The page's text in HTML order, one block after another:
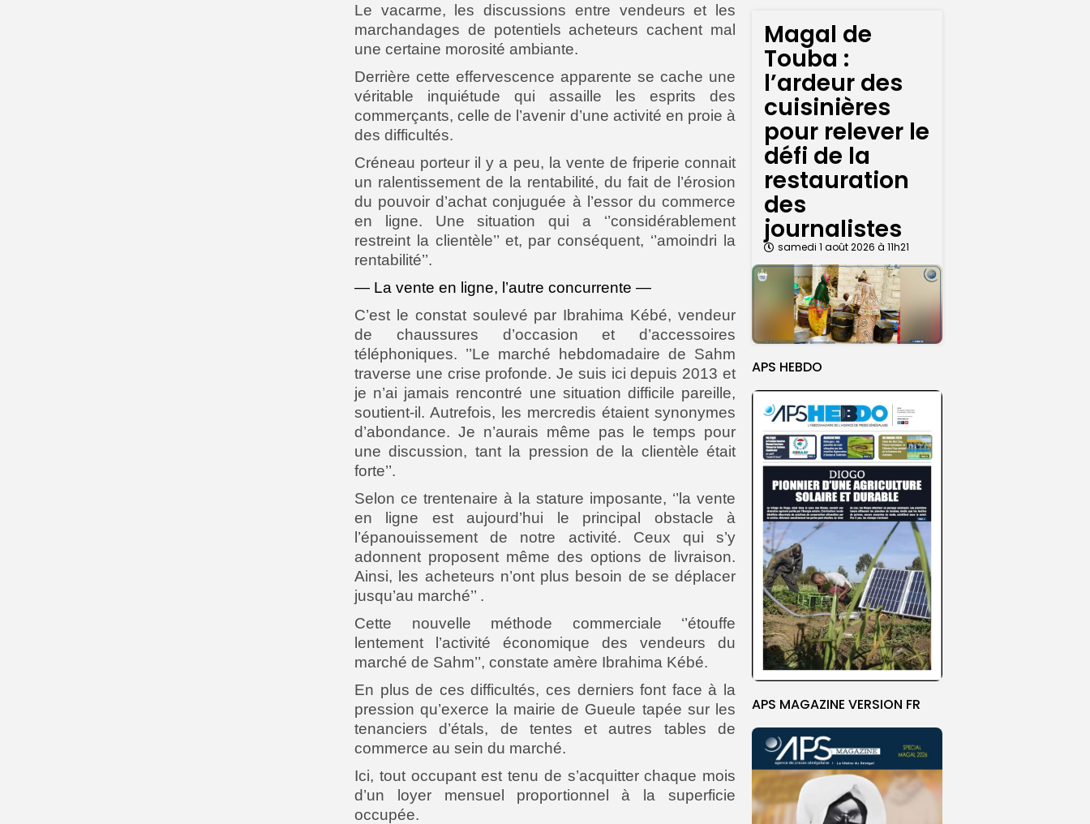
Magal de
Touba :
l’ardeur des
cuisinières
pour relever le
défi de la
restauration
des
journalistes
samedi 1 août 2026 à 11h21
APS HEBDO
APS MAGAZINE VERSION FR
Le vacarme, les discussions entre vendeurs et les
marchandages de potentiels acheteurs cachent mal
une certaine morosité ambiante.
Derrière cette effervescence apparente se cache une
véritable inquiétude qui assaille les esprits des
commerçants, celle de l’avenir d’une activité en proie à
des difficultés.
Créneau porteur il y a peu, la vente de friperie connait
un ralentissement de la rentabilité, du fait de l’érosion
du pouvoir d’achat conjuguée à l’essor du commerce
en ligne. Une situation qui a ‘’considérablement
restreint la clientèle’’ et, par conséquent, ‘’amoindri la
rentabilité’’.
— La vente en ligne, l’autre concurrente —
C’est le constat soulevé par Ibrahima Kébé, vendeur
de chaussures d’occasion et d’accessoires
téléphoniques. ’’Le marché hebdomadaire de Sahm
traverse une crise profonde. Je suis ici depuis 2013 et
je n’ai jamais rencontré une situation difficile pareille,
soutient-il. Autrefois, les mercredis étaient synonymes
d’abondance. Je n’aurais même pas le temps pour
une discussion, tant la pression de la clientèle était
forte’’.
Selon ce trentenaire à la stature imposante, ‘’la vente
en ligne est aujourd’hui le principal obstacle à
l’épanouissement de notre activité. Ceux qui s’y
adonnent proposent même des options de livraison.
Ainsi, les acheteurs n’ont plus besoin de se déplacer
jusqu’au marché’’ .
Cette nouvelle méthode commerciale ‘’étouffe
lentement l’activité économique des vendeurs du
marché de Sahm’’, constate amère Ibrahima Kébé.
En plus de ces difficultés, ces derniers font face à la
pression qu’exerce la mairie de Gueule tapée sur les
tenanciers d’étals, de tentes et autres tables de
commerce au sein du marché.
Ici, tout occupant est tenu de s’acquitter chaque mois
d’un loyer mensuel proportionnel à la superficie
occupée.